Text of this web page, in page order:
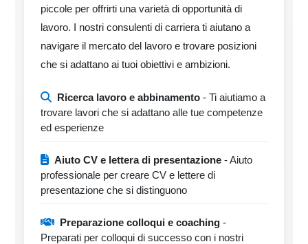
piccole per offrirti una varietà di opportunità di
lavoro. I nostri consulenti di carriera ti aiutano a
navigare il mercato del lavoro e trovare posizioni
che si adattano ai tuoi obiettivi e ambizioni.
Ricerca lavoro e abbinamento - Ti aiutiamo a
trovare lavori che si adattano alle tue competenze
ed esperienze
Aiuto CV e lettera di presentazione - Aiuto
professionale per creare CV e lettere di
presentazione che si distinguono
Preparazione colloqui e coaching -
Preparati per colloqui di successo con i nostri